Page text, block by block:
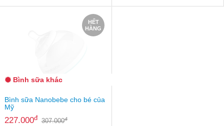
Bình sữa Nanobebe cho bé của
Mỹ
227.000đ 307.000đ
HẾT
HÀNG
Bình sữa khác